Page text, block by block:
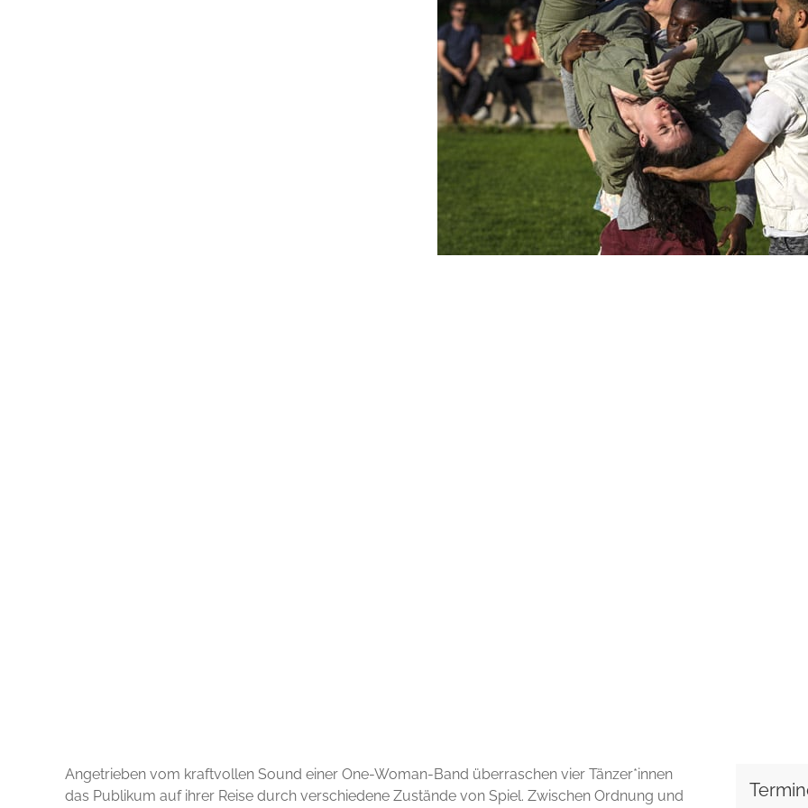
Angetrieben vom kraftvollen Sound einer One-Woman-Band überraschen vier Tänzer*innen
das Publikum auf ihrer Reise durch verschiedene Zustände von Spiel. Zwischen Ordnung und